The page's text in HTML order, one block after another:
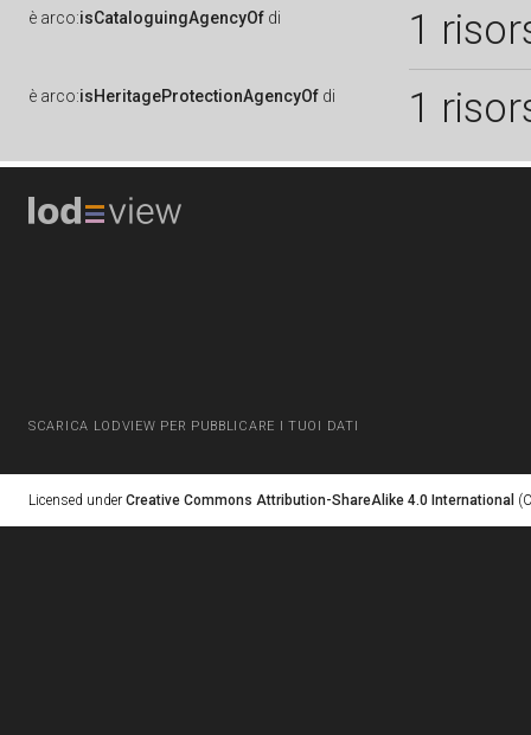
è arco:isCataloguingAgencyOf di 1
è arco:isHeritageProtectionAgencyOf di 1
SCARICA LODVIEW PER PUBBLICARE I TUOI DATI
Licensed under Creative Commons Attribution-ShareAlike 4.0 International